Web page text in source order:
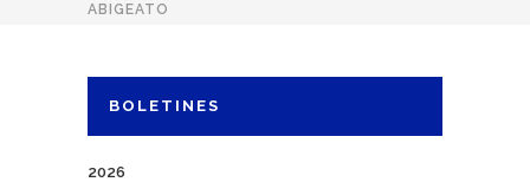
ABIGEATO
BOLETINES
2026